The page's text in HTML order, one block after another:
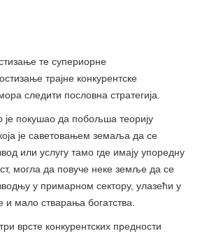
те супериорне
трајне конкурентске
следити пословна стратегија.
покушао да побољша теорију
је саветовањем земаља да се
или услугу тамо где имају упоредну
могла да повуче неке земље да се
у примарном сектору, улазећи у
и мало стварања богатства.
врсте конкурентских предности